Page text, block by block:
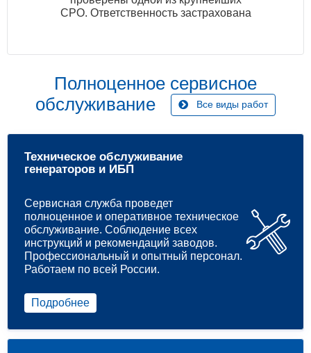
СРО. Ответственность застрахована
Полноценное сервисное
обслуживание
Все виды работ
Техническое обслуживание
генераторов и ИБП
Сервисная служба проведет
полноценное и оперативное техническое
обслуживание. Соблюдение всех
инструкций и рекомендаций заводов.
Профессиональный и опытный персонал.
Работаем по всей России.
Подробнее